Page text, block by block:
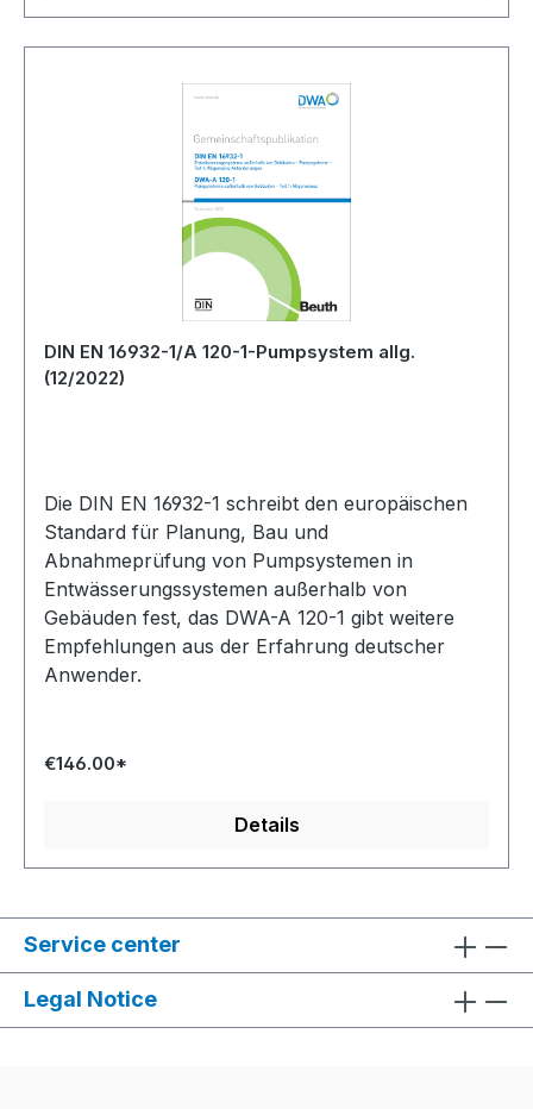
DIN EN 16932-1/A 120-1-Pumpsystem allg.
(12/2022)
Die DIN EN 16932-1 schreibt den europäischen
Standard für Planung, Bau und
Abnahmeprüfung von Pumpsystemen in
Entwässerungssystemen außerhalb von
Gebäuden fest, das DWA-A 120-1 gibt weitere
Empfehlungen aus der Erfahrung deutscher
Anwender.
€146.00*
Details
Service center
Legal Notice